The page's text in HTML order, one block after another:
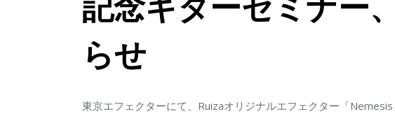
Ruiza
No.8
らせ
東京エフェクターにて、Ruizaオリジナルエフェクター「